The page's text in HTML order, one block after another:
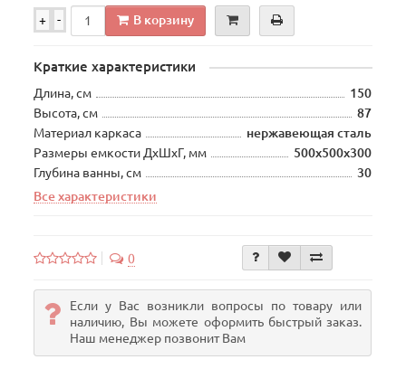
+ - В корзину
Краткие характеристики
Длина, см
150
Высота, см
87
Материал каркаса
нержавеющая сталь
Размеры емкости ДхШхГ, мм
500х500х300
Глубина ванны, см
30
Все характеристики
0
Если у Вас возникли вопросы по товару или
наличию, Вы можете оформить быстрый заказ.
Наш менеджер позвонит Вам